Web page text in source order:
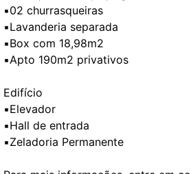
▪️02 churrasqueiras
▪️Lavanderia separada
▪️Box com 18,98m2
▪️Apto 190m2 privativos
Edifício
▪️Elevador
▪️Hall de entrada
▪️Zeladoria Permanente